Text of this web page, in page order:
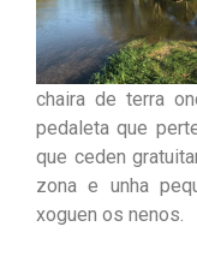
chaira de terra
pedaleta que
que ceden
zona e unha
xoguen os nenos.